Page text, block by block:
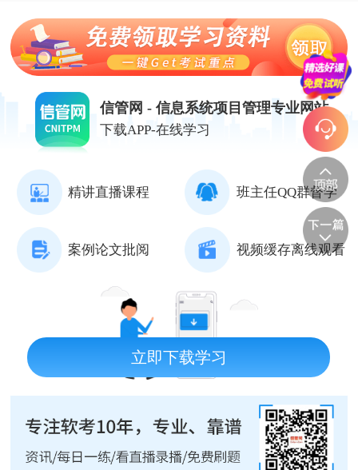
信管网 - 信息系统项目管理专业网站
下载APP-在线学习
精讲直播课程 班主任QQ群督学
案例论文批阅 视频缓存离线观看
立即下载学习